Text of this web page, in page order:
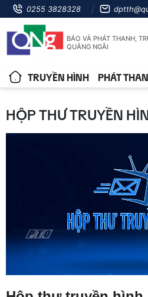
0255 3828328
BÁO VÀ PHÁT THANH,
QUẢNG NGÃI
TRUYỀN HÌNH PHÁT
HỘP THƯ TRUYỀN
3.65%